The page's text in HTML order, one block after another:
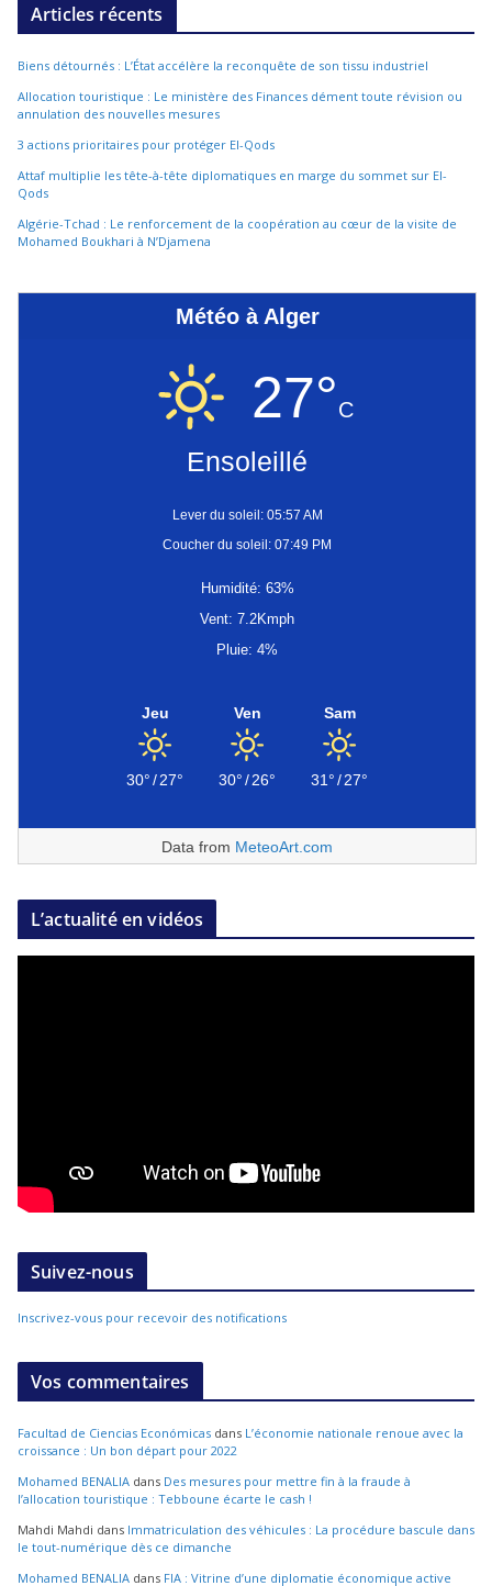
Articles récents
Biens détournés : L’État accélère la reconquête de son tissu industriel
Allocation touristique : Le ministère des Finances dément toute révision ou
annulation des nouvelles mesures
3 actions prioritaires pour protéger El-Qods
Attaf multiplie les tête-à-tête diplomatiques en marge du sommet sur El-
Qods
Algérie-Tchad : Le renforcement de la coopération au cœur de la visite de
Mohamed Boukhari à N’Djamena
Météo à Alger
27°C
Ensoleillé
Lever du soleil: 05:57 AM
Coucher du soleil: 07:49 PM
Humidité: 63%
Vent: 7.2Kmph
Pluie: 4%
Jeu
30°/27°
Ven
30°/26°
Sam
31°/27°
Data from MeteoArt.com
L’actualité en vidéos
Suivez-nous
Inscrivez-vous pour recevoir des notifications
Vos commentaires
Facultad de Ciencias Económicas dans L’économie nationale renoue avec la
croissance : Un bon départ pour 2022
Mohamed BENALIA dans Des mesures pour mettre fin à la fraude à
l’allocation touristique : Tebboune écarte le cash !
Mahdi Mahdi dans Immatriculation des véhicules : La procédure bascule dans
le tout-numérique dès ce dimanche
Mohamed BENALIA dans FIA : Vitrine d’une diplomatie économique active